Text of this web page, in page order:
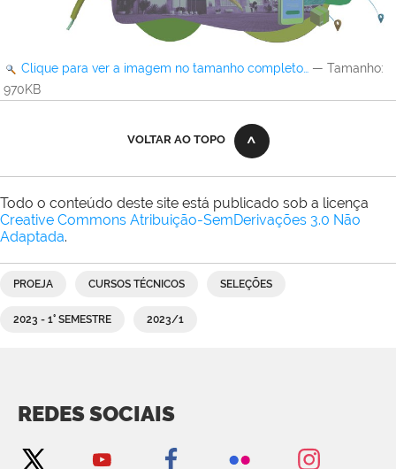
Clique para ver a imagem no tamanho completo… — Tamanho:
970KB
VOLTAR AO TOPO
Todo o conteúdo deste site está publicado sob a licença
Creative Commons Atribuição-SemDerivações 3.0 Não
Adaptada.
PROEJA CURSOS TÉCNICOS SELEÇÕES
2023 - 1° SEMESTRE 2023/1
REDES SOCIAIS